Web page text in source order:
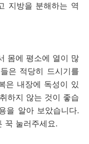
지방을 분해하는 역
몸에 평소에 열이 많
은 적당히 드시기를
은 내장에 독성이 있
하지 않는 것이 좋습
을 알아 보았습니다.
꾹 눌러주세요.